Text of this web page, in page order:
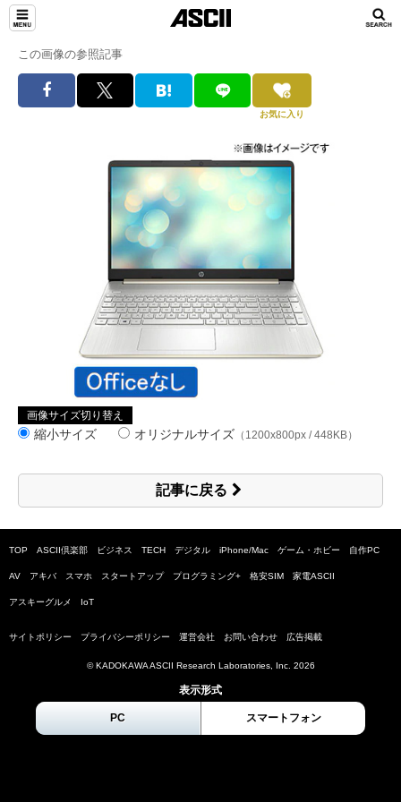
この画像の参照記事
お気に入り
画像サイズ切り替え
縮小サイズ オリジナルサイズ （1200x800px / 448KB）
記事に戻る
TOP ASCII倶楽部 ビジネス TECH デジタル iPhone/Mac ゲーム・ホビー 自作PC
AV アキバ スマホ スタートアップ プログラミング+ 格安SIM 家電ASCII
アスキーグルメ IoT
サイトポリシー プライバシーポリシー 運営会社 お問い合わせ 広告掲載
© KADOKAWA ASCII Research Laboratories, Inc. 2026
表示形式
PC スマートフォン